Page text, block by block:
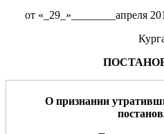
от «_29_»________апреля
О признании